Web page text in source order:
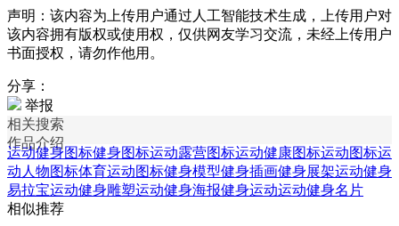
声明：该内容为上传用户通过人工智能技术生成，上传用户对
该内容拥有版权或使用权，仅供网友学习交流，未经上传用户
书面授权，请勿作他用。
分享：
举报
相关搜索
作品介绍
运动健身图标健身图标运动露营图标运动健康图标运动图标运
动人物图标体育运动图标健身模型健身插画健身展架运动健身
易拉宝运动健身雕塑运动健身海报健身运动运动健身名片
相似推荐